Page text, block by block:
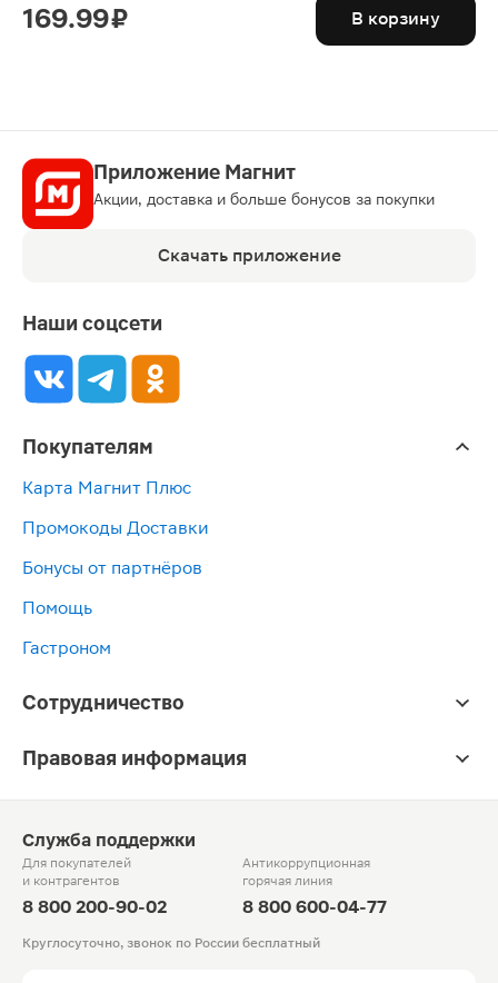
169.99 ₽ В корзину
Приложение Магнит
Акции, доставка и больше бонусов за покупки
Скачать приложение
Наши соцсети
Покупателям
Карта Магнит Плюс
Промокоды Доставки
Бонусы от партнёров
Помощь
Гастроном
Сотрудничество
Правовая информация
Служба поддержки
Для покупателей
и контрагентов
8 800 200-90-02
Антикоррупционная
горячая линия
8 800 600-04-77
Круглосуточно, звонок по России бесплатный